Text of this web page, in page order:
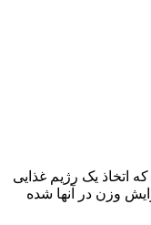
اتخاذ یک رژیم غذایی
وزن در آنها شده